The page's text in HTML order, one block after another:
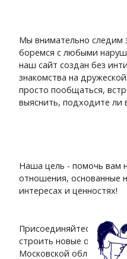
Мы внимательно следим
боремся с любыми
наш сайт создан без
знакомства на
просто пообщаться,
выяснить, подходите ли
Наша цель - помочь вам
отношения, основанные
интересах и ценностях!
Присоединяйтесь к
строить новые
Московской области.